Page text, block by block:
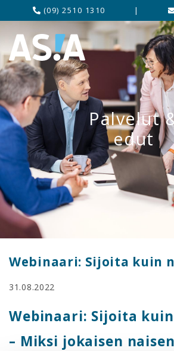
(09) 2510 1310 |
Palvelut
edut
Webinaari: Sijoita kuin
31.08.2022
Webinaari: Sijoita
– Miksi jokaisen